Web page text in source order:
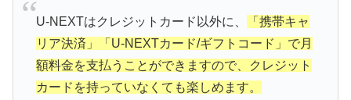
U-NEXTはクレジットカード以外に、
「携帯キャ
リア決済」「U-NEXTカード/ギフトコード」で月
額料金を支払うことができますので、クレジット
カードを持っていなくても楽しめます。